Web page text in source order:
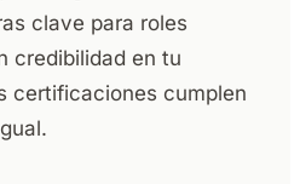
clave para roles
credibilidad en tu
certificaciones cumplen